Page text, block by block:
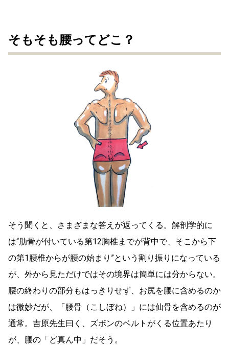
そもそも腰ってどこ？
そう聞くと、さまざまな答えが返ってくる。解剖学的に
は“肋骨が付いている第12胸椎までが背中で、そこから下
の第1腰椎からが腰の始まり”という割り振りになっている
が、外から見ただけではその境界は簡単には分からない。
腰の終わりの部分もはっきりせず、お尻を腰に含めるのか
は微妙だが、「腰骨（こしぼね）」には仙骨を含めるのが
通常。吉原先生曰く、ズボンのベルトがくる位置あたり
が、腰の「ど真ん中」だそう。